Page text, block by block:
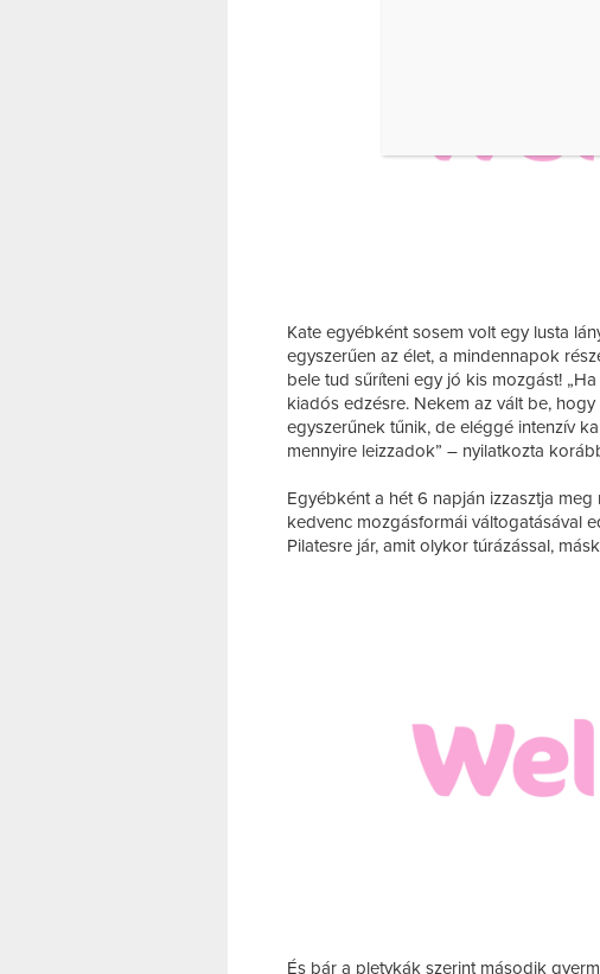
Kate egyébként sosem volt egy lusta
egyszerűen az élet, a mindennapok
bele tud sűríteni egy jó kis mozgást!
kiadós edzésre. Nekem az vált be,
egyszerűnek tűnik, de eléggé intenzív
mennyire leizzadok” – nyilatkozta
Egyébként a hét 6 napján izzasztja
kedvenc mozgásformái váltogatásával
Pilatesre jár, amit olykor túrázással,
És bár a pletykák szerint második